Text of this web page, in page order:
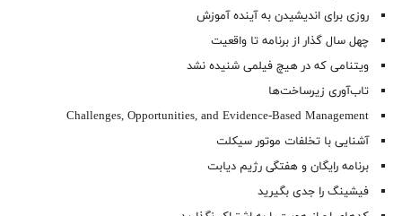
روزی برای اندیشیدن به آینده آموزش
چهل سال گذار از برنامه تا واقعیت
ویتنامی که در هیچ فیلمی شنیده نشد
تاب‌آوری زیرساخت‌ها
Challenges, Opportunities, and Evidence-Based Management
آشنایی با تخلفات موتور سیکلت
برنامه رایگان و هفتگی رژیم دیابت
فیشینگ را جدی بگیرید